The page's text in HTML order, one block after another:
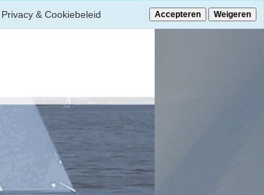
Privacy & Cookiebeleid Accepteren Weigeren